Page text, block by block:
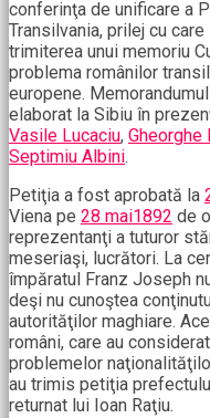
conferinţa de unificare a
Transilvania, prilej cu
trimiterea unui memoriu
problema românilor
europene.
elaborat la Sibiu în
Vasile Lucaciu,
Septimiu Albini.
Petiţia a fost aprobată la
Viena pe 28 mai1892 de
reprezentanţi a tuturor
meseriaşi, lucrători. La
împăratul Franz Joseph
deşi nu cunoştea
autorităţilor maghiare.
români, care au
problemelor
au trimis petiţia
returnat lui Ioan Raţiu.